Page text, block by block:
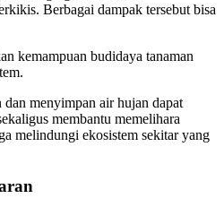
Berbagai dampak tersebut bisa
kemampuan budidaya tanaman
menyimpan air hujan dapat
membantu memelihara
melindungi ekosistem sekitar yang